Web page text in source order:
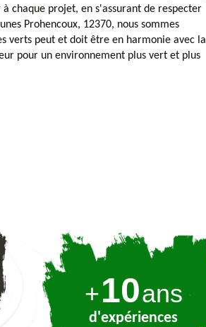
chaque projet, en s'assurant de respecter
Prohencoux, 12370, nous sommes
verts peut et doit être en harmonie avec la
pour un environnement plus vert et plus
+10ans
d'expériences